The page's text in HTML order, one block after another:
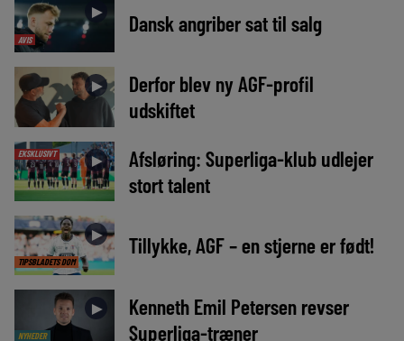
AVIS
► Dansk angriber sat til salg
►
Derfor blev ny AGF-profil
udskiftet
EKSKLUSIVT ►
Afsløring: Superliga-klub udlejer
stort talent
TIPSBLADETS DOM
► Tillykke, AGF – en stjerne er født!
NYHEDER
►
Kenneth Emil Petersen revser
Superliga-træner